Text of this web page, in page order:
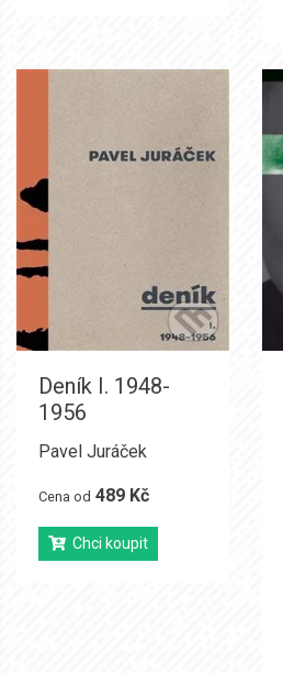
Deník I. 1948-
1956
Pavel Juráček
Cena od 489 Kč
Chci koupit